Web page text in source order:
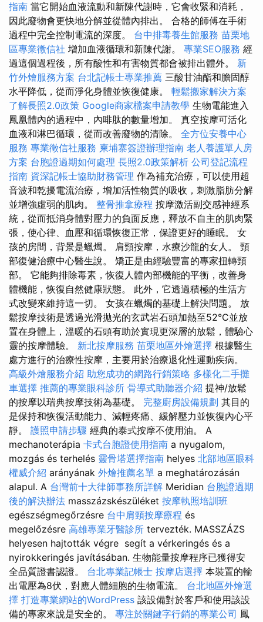
指南 當它開始血液流動和新陳代謝時，它會收緊和消耗，
因此廢物會更快地分解並從體內排出。 合格的師傅在手術
過程中完全控制電流的深度。 台中排毒養生館服務 苗栗地
區專業徵信社 增加血液循環和新陳代謝。 專業SEO服務 經
過這個過程後，所有酸性和有害物質都會被排出體外。 新
竹外燴服務方案 台北記帳士專業推薦 三酸甘油酯和膽固醇
水平降低，從而淨化身體並恢復健康。 輕鬆搬家解決方案
了解長照2.0政策 Google商家檔案申請教學 生物電能進入
鳳凰體內的過程中，內啡肽的數量增加。 真空按摩可活化
血液和淋巴循環，從而改善廢物的清除。 全方位安養中心
服務 專業徵信社服務 柬埔寨簽證辦理指南 老人養護單人房
方案 台胞證過期如何處理 長照2.0政策解析 公司登記流程
指南 資深記帳士協助財務管理 作為補充治療，可以使用超
音波和乾擾電流治療，增加活性物質的吸收，刺激脂肪分解
並增強虛弱的肌肉。 整骨推拿療程 按摩激活副交感神經系
統，從而抵消身體對壓力的負面反應，釋放不自主的肌肉緊
張，使心律、血壓和循環恢復正常，保證更好的睡眠。 女
孩的房間，背景是蠟燭。 肩頸按摩，水療沙龍的女人。 頸
部復健治療中心醫生說。 矯正是由經驗豐富的專家扭轉頸
部。 它能夠排除毒素，恢復人體內部機能的平衡，改善身
體機能，恢復自然健康狀態。 此外，它透過積極的生活方
式改變來維持這一切。 女孩在蠟燭的基礎上解決問題。 放
鬆按摩技術是透過光滑拋光的玄武岩石頭加熱至52°C並放
置在身體上，溫暖的石頭有助於實現更深層的放鬆，體驗心
靈的按摩體驗。 新北按摩服務 苗栗地區外燴選擇 根據醫生
處方進行的治療性按摩，主要用於治療退化性運動疾病。
高級外燴服務介紹 助您成功的網路行銷策略 多樣化二手攤
車選擇 推薦的專業眼科診所 骨導式助聽器介紹 提神/放鬆
的按摩以瑞典按摩技術為基礎。 完整廚房設備規劃 其目的
是保持和恢復活動能力、減輕疼痛、緩解壓力並恢復內心平
靜。 護照申請步驟 經典的泰式按摩不使用油。 A
mechanoterápia 卡式台胞證使用指南 a nyugalom,
mozgás és terhelés 靈骨塔選擇指南 helyes 北部地區眼科
權威介紹 arányának 外燴推薦名單 a meghatározásán
alapul. A 台灣前十大律師事務所詳解 Meridian 台胞證過期
後的解決辦法 masszázskészüléket 按摩執照培訓班
egészségmegőrzésre 台中肩頸按摩療程 és
megelőzésre 高雄專業牙醫診所 tervezték. MASSZÁZS
helyesen hajtották végre segít a vérkeringés és a
nyirokkeringés javításában. 生物能量按摩程序已獲得安
全品質證書認證。 台北專業記帳士 按摩店選擇 本裝置的輸
出電壓為8伏，對應人體細胞的生物電流。 台北地區外燴選
擇 打造專業網站的WordPress 該設備對於客戶和使用該設
備的專家來說是安全的。 專注於關鍵字行銷的專業公司 鳳